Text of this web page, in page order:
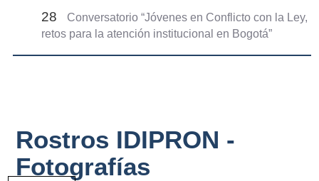
28
Conversatorio “Jóvenes en Conflicto con la Ley,
retos para la atención institucional en Bogotá”
Rostros IDIPRON -
Fotografías